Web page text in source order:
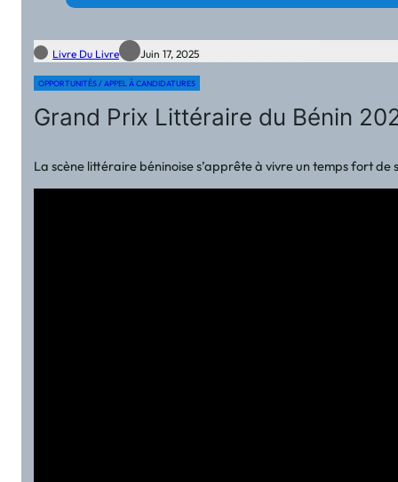
Livre Du Livre Juin 17, 2025
OPPORTUNITÉS / APPEL À CANDIDATURES
Grand Prix Littéraire du Bénin
La scène littéraire béninoise s’apprête à vivre un temps fort